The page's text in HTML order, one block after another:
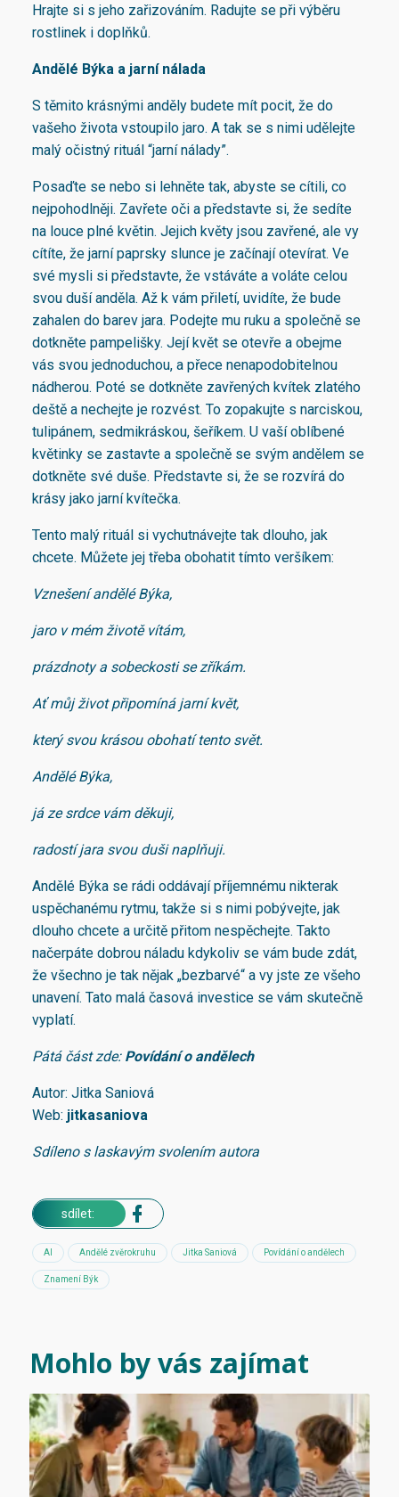
Hrajte si s jeho zařizováním. Radujte se při výběru
rostlinek i doplňků.
Andělé Býka a jarní nálada
S těmito krásnými anděly budete mít pocit, že do
vašeho života vstoupilo jaro. A tak se s nimi udělejte
malý očistný rituál “jarní nálady”.
Posaďte se nebo si lehněte tak, abyste se cítili, co
nejpohodlněji. Zavřete oči a představte si, že sedíte
na louce plné květin. Jejich květy jsou zavřené, ale vy
cítíte, že jarní paprsky slunce je začínají otevírat. Ve
své mysli si představte, že vstáváte a voláte celou
svou duší anděla. Až k vám přiletí, uvidíte, že bude
zahalen do barev jara. Podejte mu ruku a společně se
dotkněte pampelišky. Její květ se otevře a obejme
vás svou jednoduchou, a přece nenapodobitelnou
nádherou. Poté se dotkněte zavřených kvítek zlatého
deště a nechejte je rozvést. To zopakujte s narciskou,
tulipánem, sedmikráskou, šeříkem. U vaší oblíbené
květinky se zastavte a společně se svým andělem se
dotkněte své duše. Představte si, že se rozvírá do
krásy jako jarní kvítečka.
Tento malý rituál si vychutnávejte tak dlouho, jak
chcete. Můžete jej třeba obohatit tímto veršíkem:
Vznešení andělé Býka,
jaro v mém životě vítám,
prázdnoty a sobeckosti se zříkám.
Ať můj život připomíná jarní květ,
který svou krásou obohatí tento svět.
Andělé Býka,
já ze srdce vám děkuji,
radostí jara svou duši naplňuji.
Andělé Býka se rádi oddávají příjemnému nikterak
uspěchanému rytmu, takže si s nimi pobývejte, jak
dlouho chcete a určitě přitom nespěchejte. Takto
načerpáte dobrou náladu kdykoliv se vám bude zdát,
že všechno je tak nějak „bezbarvé“ a vy jste ze všeho
unavení. Tato malá časová investice se vám skutečně
vyplatí.
Pátá část zde: Povídání o andělech
Autor: Jitka Saniová
Web: jitkasaniova
Sdíleno s laskavým svolením autora
sdílet:
AI Andělé zvěrokruhu Jitka Saniová Povídání o andělech
Znamení Býk
Mohlo by vás zajímat